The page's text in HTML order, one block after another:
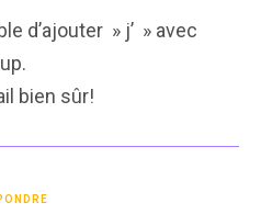
d’ajouter » j’ » avec
bien sûr!